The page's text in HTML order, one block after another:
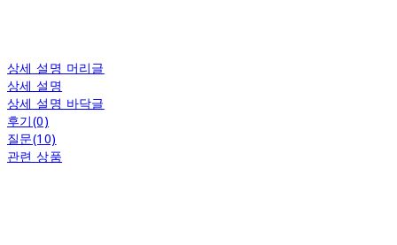
상세 설명 머리글
상세 설명
상세 설명 바닥글
후기(0)
질문(10)
관련 상품